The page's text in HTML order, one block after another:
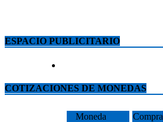
ESPACIO PUBLICITARIO
COTIZACIONES DE MONEDAS
Moneda Compra